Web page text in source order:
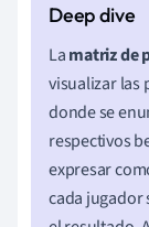
Lamatriz de
visualizar las
donde se
respectivos
expresar
cada jugador